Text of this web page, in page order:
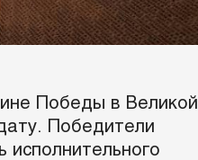
Победы в Великой
Победители